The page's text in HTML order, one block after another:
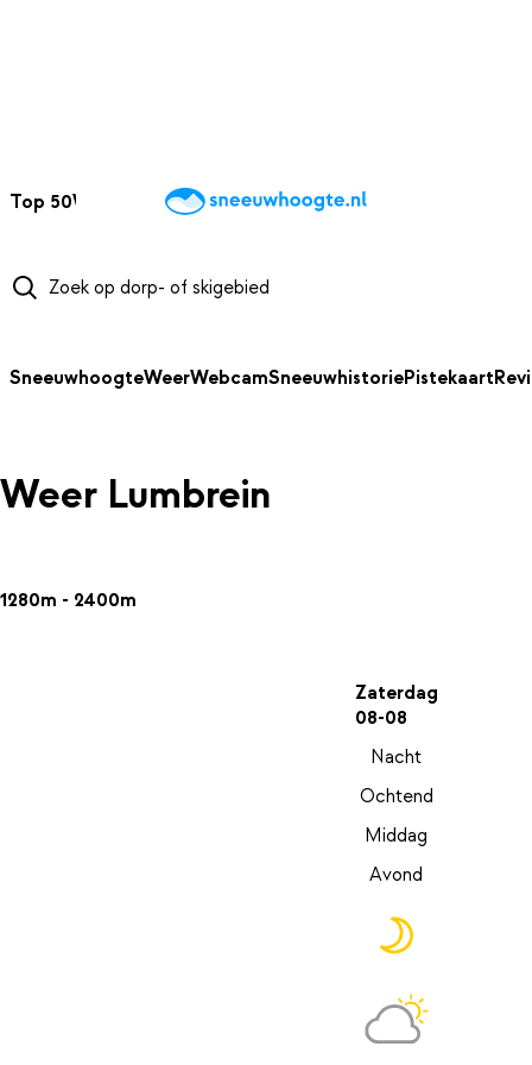
Top 50Webcams WintersportweerKaarten
SneeuwhoogteWeerWebcamSneeuwhistoriePistekaart
Weer Lumbrein
1280m - 2400m
Zaterdag
08-08
Nacht
Ochtend
Middag
Avond